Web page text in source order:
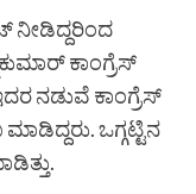
ಕಾಂಗ್ರೆಸ್
ನಡುವೆ ಕಾಂಗ್ರೆಸ್
ಒಗ್ಗಟ್ಟಿನ